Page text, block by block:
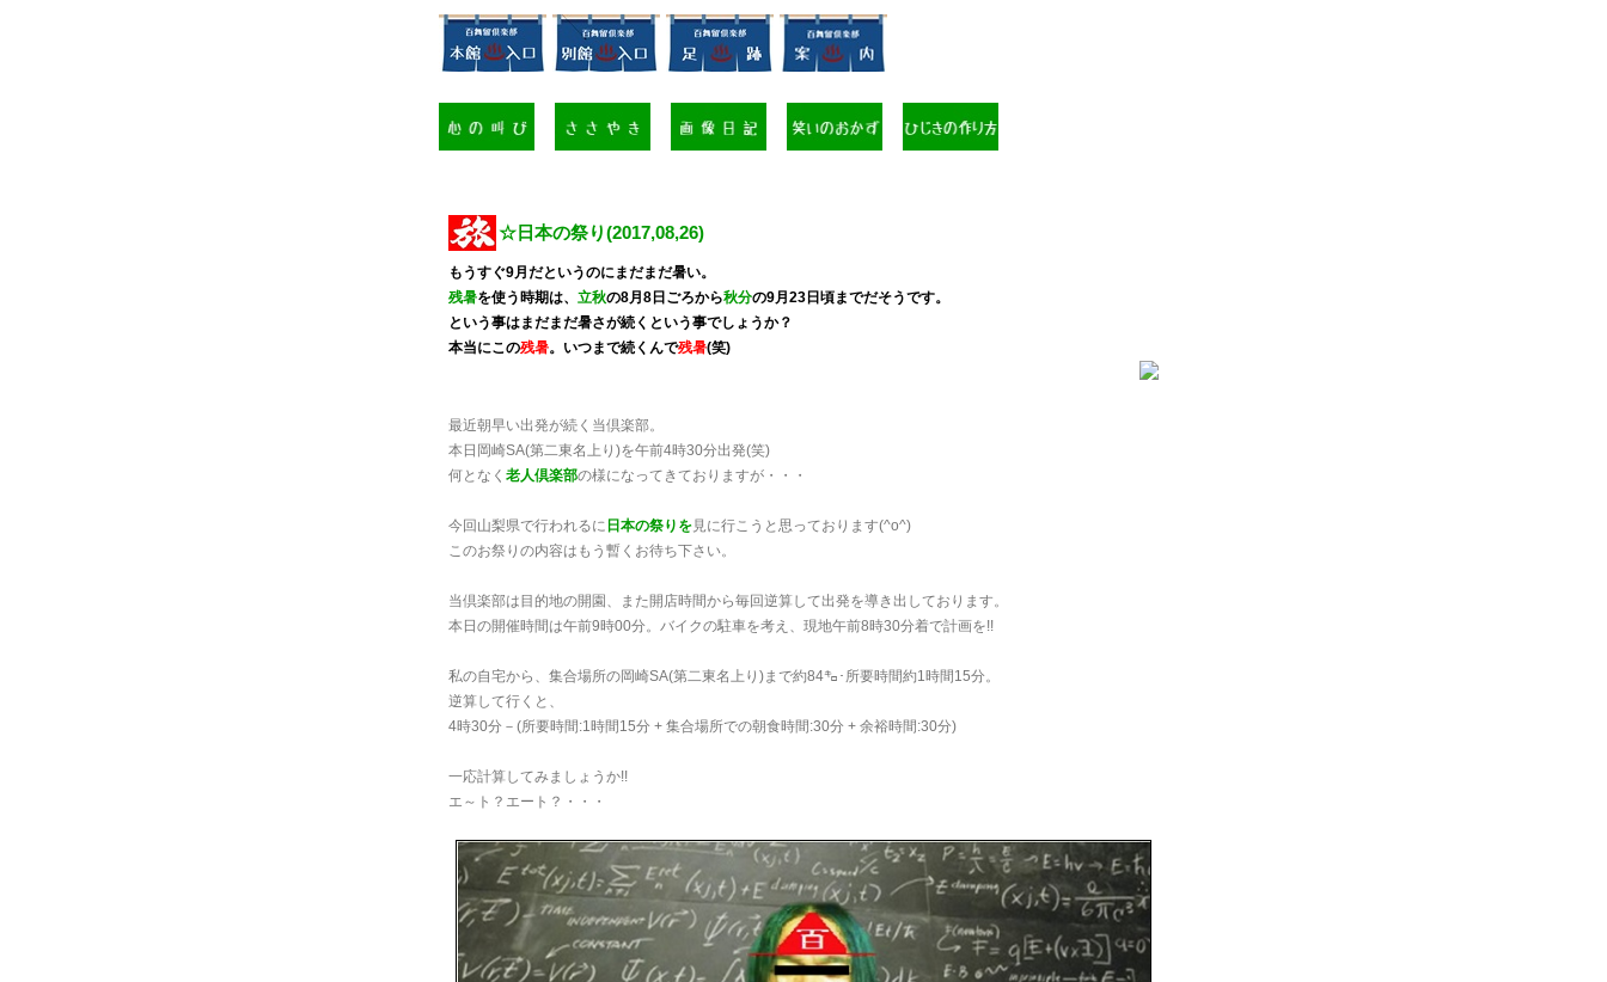
☆日本の祭り(2017,08,26)
もうすぐ9月だというのにまだまだ暑い。
残暑を使う時期は、 立秋の8月8日ごろから秋分の9月23日頃までだそうです。
という事はまだまだ暑さが続くという事でしょうか？
本当にこの残暑。いつまで続くんで残暑(笑)
最近朝早い出発が続く当倶楽部。
本日岡崎SA(第二東名上り)を午前4時30分出発(笑)
何となく 老人倶楽部の様になってきておりますが・・・
今回山梨県で行われるに 日本の祭りを見に行こうと思っております(^o^)
このお祭りの内容はもう暫くお待ち下さい。
当倶楽部は目的地の開園、また開店時間から毎回逆算して出発を導き出しております。
本日の開催時間は午前9時00分。バイクの駐車を考え、現地午前8時30分着で計画を!!
私の自宅から、集合場所の岡崎SA(第二東名上り)まで約84㌔･所要時間約1時間15分。
逆算して行くと、
4時30分－(所要時間:1時間15分 + 集合場所での朝食時間:30分 + 余裕時間:30分)
一応計算してみましょうか!!
エ～ト？エート？・・・